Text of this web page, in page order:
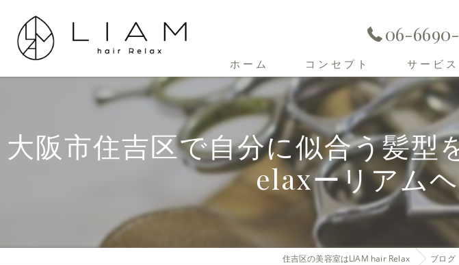
06-
ホーム コンセプト
住吉区の美容室･LIAM hair Relaxの
住吉区の美容室･LIAM hair Relaxの
住吉区の美容室･LIAM hair Relaxの
サービス
大阪市住吉区で自分に似合う髪
elaxーリアム
住吉区の美容室はLIAM hair Relax ブログ